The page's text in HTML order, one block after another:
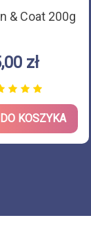
& Coat 200g
zł
KOSZYKA